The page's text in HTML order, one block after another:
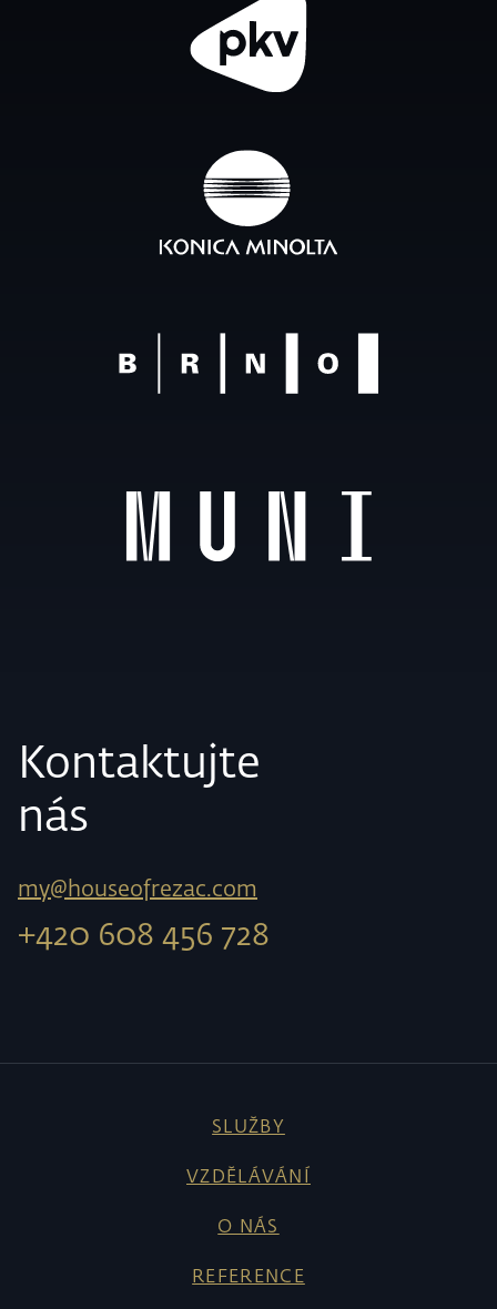
Kontaktujte
nás
my@houseofrezac.com
+420 608 456 728
SLUŽBY
VZDĚLÁVÁNÍ
O NÁS
REFERENCE